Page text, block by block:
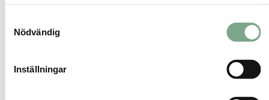
Nödvändig
Inställningar
av VVC-anslutningar.
I lågtemperatursystem, till exempel där
värmeåtervinning, krävs extra kontroll. Där
bör temperaturen höjas till minst 60 °C minst